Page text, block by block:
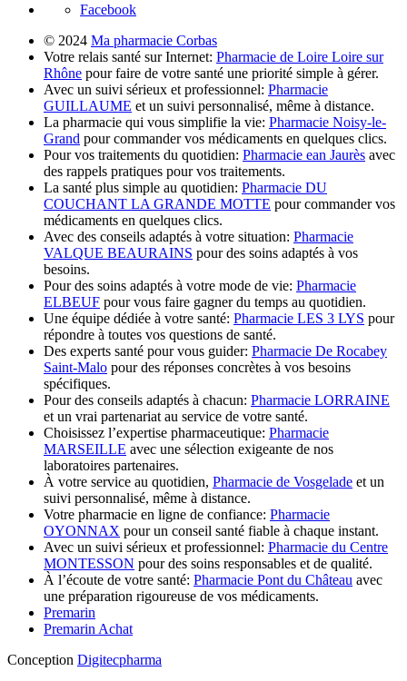
Facebook
© 2024 Ma pharmacie Corbas
Votre relais santé sur Internet: Pharmacie de Loire Loire sur
Rhône pour faire de votre santé une priorité simple à gérer.
Avec un suivi sérieux et professionnel: Pharmacie
GUILLAUME et un suivi personnalisé, même à distance.
La pharmacie qui vous simplifie la vie: Pharmacie Noisy-le-
Grand pour commander vos médicaments en quelques clics.
Pour vos traitements du quotidien: Pharmacie ean Jaurès avec
des rappels pratiques pour vos traitements.
La santé plus simple au quotidien: Pharmacie DU
COUCHANT LA GRANDE MOTTE pour commander vos
médicaments en quelques clics.
Avec des conseils adaptés à votre situation: Pharmacie
VALQUE BEAURAINS pour des soins adaptés à vos
besoins.
Pour des soins adaptés à votre mode de vie: Pharmacie
ELBEUF pour vous faire gagner du temps au quotidien.
Une équipe dédiée à votre santé: Pharmacie LES 3 LYS pour
répondre à toutes vos questions de santé.
Des experts santé pour vous guider: Pharmacie De Rocabey
Saint-Malo pour des réponses concrètes à vos besoins
spécifiques.
Pour des conseils adaptés à chacun: Pharmacie LORRAINE
et un vrai partenariat au service de votre santé.
Choisissez l’expertise pharmaceutique: Pharmacie
MARSEILLE avec une sélection exigeante de nos
laboratoires partenaires.
À votre service au quotidien, Pharmacie de Vosgelade et un
suivi personnalisé, même à distance.
Votre pharmacie en ligne de confiance: Pharmacie
OYONNAX pour un conseil santé fiable à chaque instant.
Avec un suivi sérieux et professionnel: Pharmacie du Centre
MONTESSON pour des soins responsables et de qualité.
À l’écoute de votre santé: Pharmacie Pont du Château avec
une préparation rigoureuse de vos médicaments.
Premarin
Premarin Achat
Conception Digitecpharma